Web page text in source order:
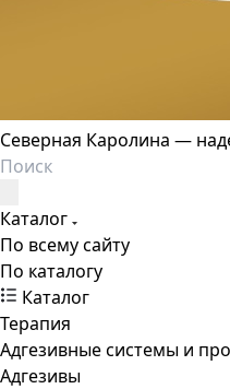
Северная Каролина —
Каталог
По всему сайту
По каталогу
Каталог
Терапия
Адгезивные системы и
Адгезивы